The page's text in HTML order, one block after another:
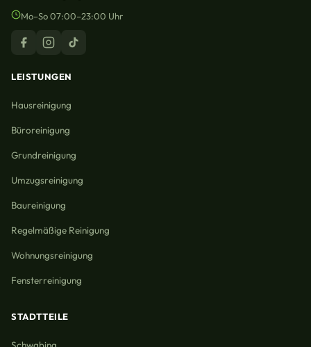
Mo–So 07:00–23:00 Uhr
LEISTUNGEN
Hausreinigung
Büroreinigung
Grundreinigung
Umzugsreinigung
Baureinigung
Regelmäßige Reinigung
Wohnungsreinigung
Fensterreinigung
STADTTEILE